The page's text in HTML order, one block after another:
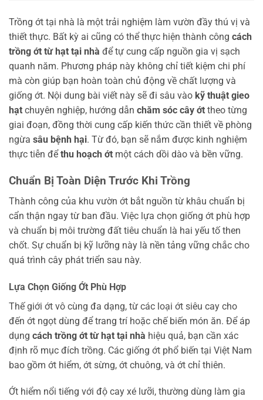
Trồng ớt tại nhà là một trải nghiệm làm vườn đầy thú vị và
thiết thực. Bất kỳ ai cũng có thể thực hiện thành công cách
trồng ớt từ hạt tại nhà để tự cung cấp nguồn gia vị sạch
quanh năm. Phương pháp này không chỉ tiết kiệm chi phí
mà còn giúp bạn hoàn toàn chủ động về chất lượng và
giống ớt. Nội dung bài viết này sẽ đi sâu vào kỹ thuật gieo
hạt chuyên nghiệp, hướng dẫn chăm sóc cây ớt theo từng
giai đoạn, đồng thời cung cấp kiến thức cần thiết về phòng
ngừa sâu bệnh hại. Từ đó, bạn sẽ nắm được kinh nghiệm
thực tiễn để thu hoạch ớt một cách dồi dào và bền vững.
Chuẩn Bị Toàn Diện Trước Khi Trồng
Thành công của khu vườn ớt bắt nguồn từ khâu chuẩn bị
cẩn thận ngay từ ban đầu. Việc lựa chọn giống ớt phù hợp
và chuẩn bị môi trường đất tiêu chuẩn là hai yếu tố then
chốt. Sự chuẩn bị kỹ lưỡng này là nền tảng vững chắc cho
quá trình cây phát triển sau này.
Lựa Chọn Giống Ớt Phù Hợp
Thế giới ớt vô cùng đa dạng, từ các loại ớt siêu cay cho
đến ớt ngọt dùng để trang trí hoặc chế biến món ăn. Để áp
dụng cách trồng ớt từ hạt tại nhà hiệu quả, bạn cần xác
định rõ mục đích trồng. Các giống ớt phổ biến tại Việt Nam
bao gồm ớt hiểm, ớt sừng, ớt chuông, và ớt chỉ thiên.
Ớt hiểm nổi tiếng với độ cay xé lưỡi, thường dùng làm gia